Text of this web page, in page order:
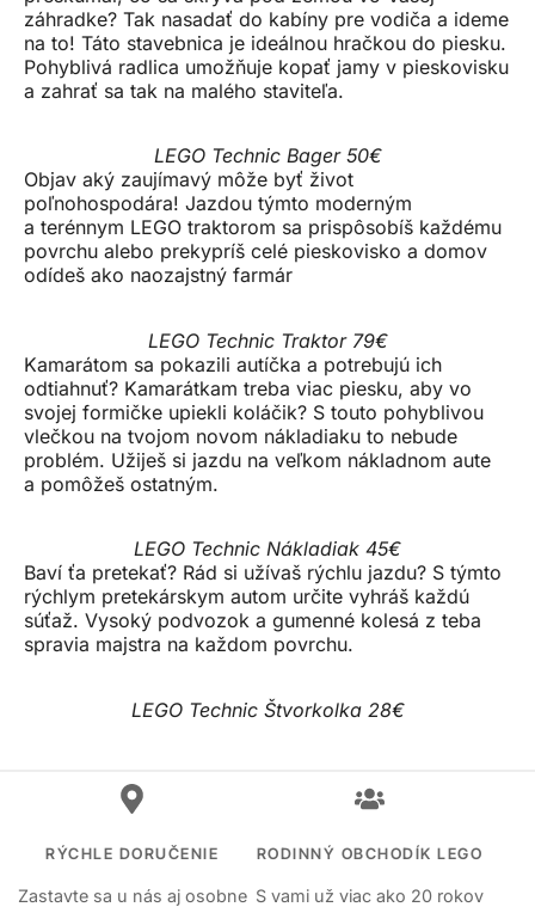
záhradke? Tak nasadať do kabíny pre vodiča a ideme
na to! Táto stavebnica je ideálnou hračkou do piesku.
Pohyblivá radlica umožňuje kopať jamy v pieskovisku
a zahrať sa tak na malého staviteľa.
LEGO Technic Bager 50€
Objav aký zaujímavý môže byť život
poľnohospodára! Jazdou týmto moderným
a terénnym LEGO traktorom sa prispôsobíš každému
povrchu alebo prekypríš celé pieskovisko a domov
odídeš ako naozajstný farmár
LEGO Technic Traktor 79€
Kamarátom sa pokazili autíčka a potrebujú ich
odtiahnuť? Kamarátkam treba viac piesku, aby vo
svojej formičke upiekli koláčik? S touto pohyblivou
vlečkou na tvojom novom nákladiaku to nebude
problém. Užiješ si jazdu na veľkom nákladnom aute
a pomôžeš ostatným.
LEGO Technic Nákladiak 45€
Baví ťa pretekať? Rád si užívaš rýchlu jazdu? S týmto
rýchlym pretekárskym autom určite vyhráš každú
súťaž. Vysoký podvozok a gumenné kolesá z teba
spravia majstra na každom povrchu.
LEGO Technic Štvorkolka 28€
RÝCHLE DORUČENIE
Zastavte sa u nás aj osobne
RODINNÝ OBCHODÍK LEGO
S vami už viac ako 20 rokov